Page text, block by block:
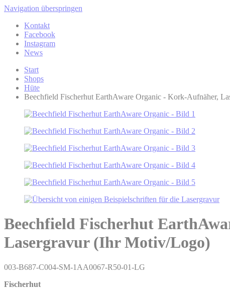
Navigation überspringen
Kontakt
Facebook
Instagram
News
Start
Shops
Hüte
Beechfield Fischerhut EarthAware Organic - Kork-Aufnäher,
Beechfield Fischerhut
Lasergravur (Ihr Motiv/Logo)
003-B687-C004-SM-1AA0067-R50-01-LG
Fischerhut